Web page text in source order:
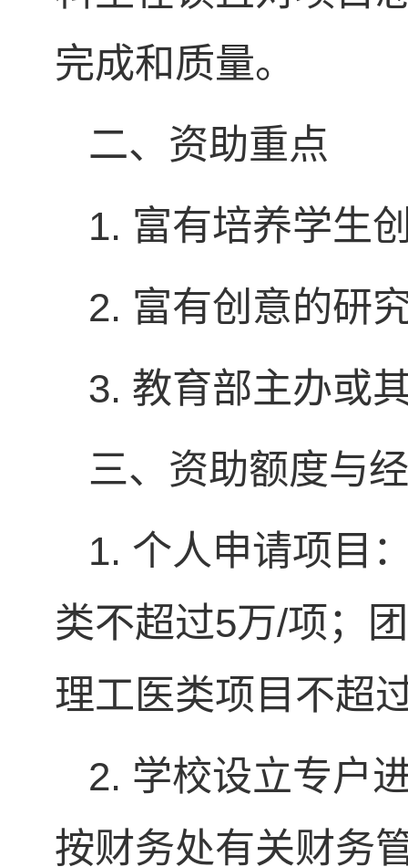
完成和质量。
二、资助重点
1. 富有培养学生
2. 富有创意的研
3. 教育部主办或
三、资助额度与
1. 个人申请项目
类不超过5万/项；
理工医类项目不超
2. 学校设立专户
按财务处有关财务